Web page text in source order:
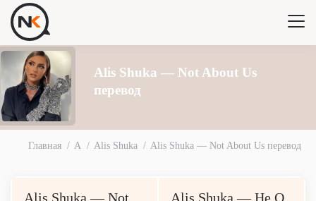
Alis Shuka — Not About Us
перевод
Главная A Alis Shuka Alis Shuka — Not About Us перевод
Alis Shuka — Not
Alis Shuka — Не О